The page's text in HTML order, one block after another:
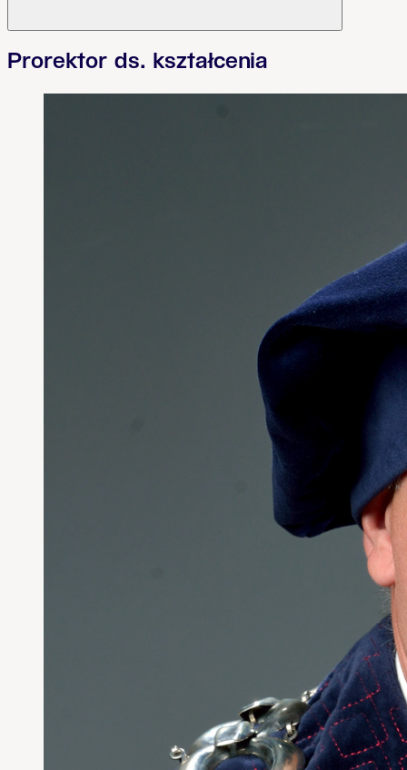
Prorektor ds. kształcenia